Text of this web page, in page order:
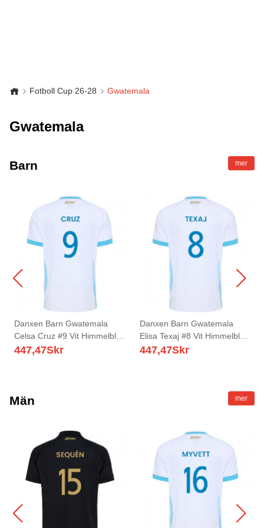
Fotboll Cup 26-28 Gwatemala
Gwatemala
Barn mer
Danxen Barn Gwatemala
Celsa Cruz #9 Vit Himmelblå
Guld Hemmatröja
447,47Skr
Danxen Barn Gwatemala
Elisa Texaj #8 Vit Himmelblå
Guld Hemmatröja
447,47Skr
Män mer